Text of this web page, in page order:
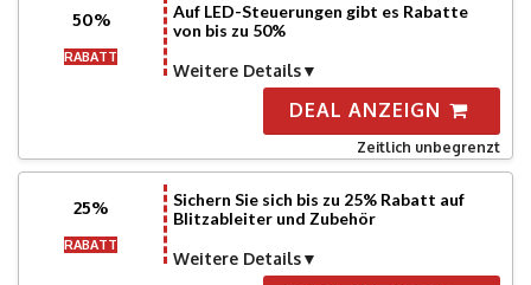
50%
RABATT
Auf LED-Steuerungen gibt es Rabatte
von bis zu 50%
Weitere Details
DEAL ANZEIGN
Zeitlich unbegrenzt
25%
RABATT
Sichern Sie sich bis zu 25% Rabatt auf
Blitzableiter und Zubehör
Weitere Details